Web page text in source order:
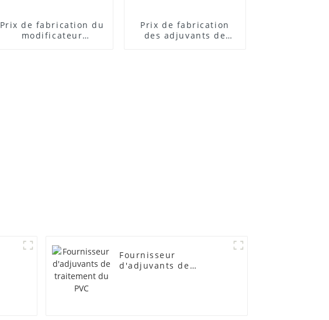
Prix ​​de fabrication du
modificateur
Prix ​​de fabrication
des adjuvants de
Fournisseur
d'adjuvants de